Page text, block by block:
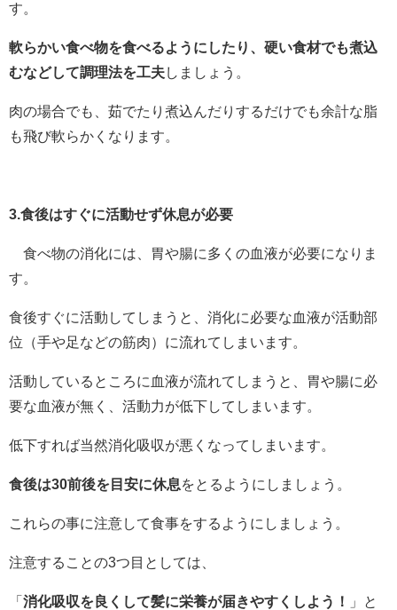
す。
軟らかい食べ物を食べるようにしたり、硬い食材でも煮込
むなどして調理法を工夫しましょう。
肉の場合でも、茹でたり煮込んだりするだけでも余計な脂
も飛び軟らかくなります。
3.食後はすぐに活動せず休息が必要
食べ物の消化には、胃や腸に多くの血液が必要になりま
す。
食後すぐに活動してしまうと、消化に必要な血液が活動部
位（手や足などの筋肉）に流れてしまいます。
活動しているところに血液が流れてしまうと、胃や腸に必
要な血液が無く、活動力が低下してしまいます。
低下すれば当然消化吸収が悪くなってしまいます。
食後は30前後を目安に休息をとるようにしましょう。
これらの事に注意して食事をするようにしましょう。
注意することの3つ目としては、
「 消化吸収を良くして髪に栄養が届きやすくしよう！
」と